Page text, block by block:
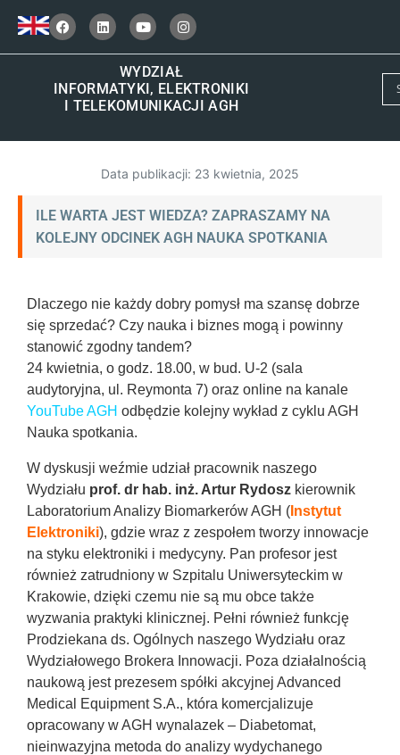
WYDZIAŁ
INFORMATYKI, ELEKTRONIKI
I TELEKOMUNIKACJI AGH
Data publikacji: 23 kwietnia, 2025
ILE WARTA JEST WIEDZA? ZAPRASZAMY NA
KOLEJNY ODCINEK AGH NAUKA SPOTKANIA
Dlaczego nie każdy dobry pomysł ma szansę dobrze
się sprzedać? Czy nauka i biznes mogą i powinny
stanowić zgodny tandem?
24 kwietnia, o godz. 18.00, w bud. U-2 (sala
audytoryjna, ul. Reymonta 7) oraz online na kanale
YouTube AGH odbędzie kolejny wykład z cyklu AGH
Nauka spotkania.
W dyskusji weźmie udział pracownik naszego
Wydziału prof. dr hab. inż. Artur Rydosz kierownik
Laboratorium Analizy Biomarkerów AGH ( Instytut
Elektroniki), gdzie wraz z zespołem tworzy innowacje
na styku elektroniki i medycyny. Pan profesor jest
również zatrudniony w Szpitalu Uniwersyteckim w
Krakowie, dzięki czemu nie są mu obce także
wyzwania praktyki klinicznej. Pełni również funkcję
Prodziekana ds. Ogólnych naszego Wydziału oraz
Wydziałowego Brokera Innowacji. Poza działalnością
naukową jest prezesem spółki akcyjnej Advanced
Medical Equipment S.A., która komercjalizuje
opracowany w AGH wynalazek – Diabetomat,
nieinwazyjna metoda do analizy wydychanego